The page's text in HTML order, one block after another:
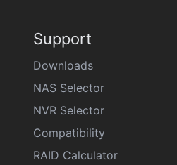
Support
Downloads
NAS Selector
NVR Selector
Compatibility
RAID Calculator